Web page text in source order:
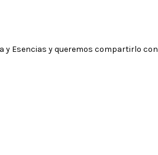
y Esencias y queremos compartirlo con